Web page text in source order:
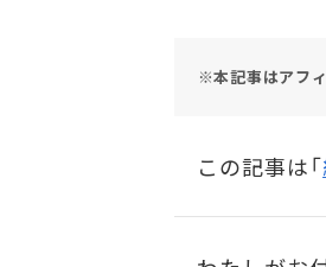
※本記事はアフ
この記事は「